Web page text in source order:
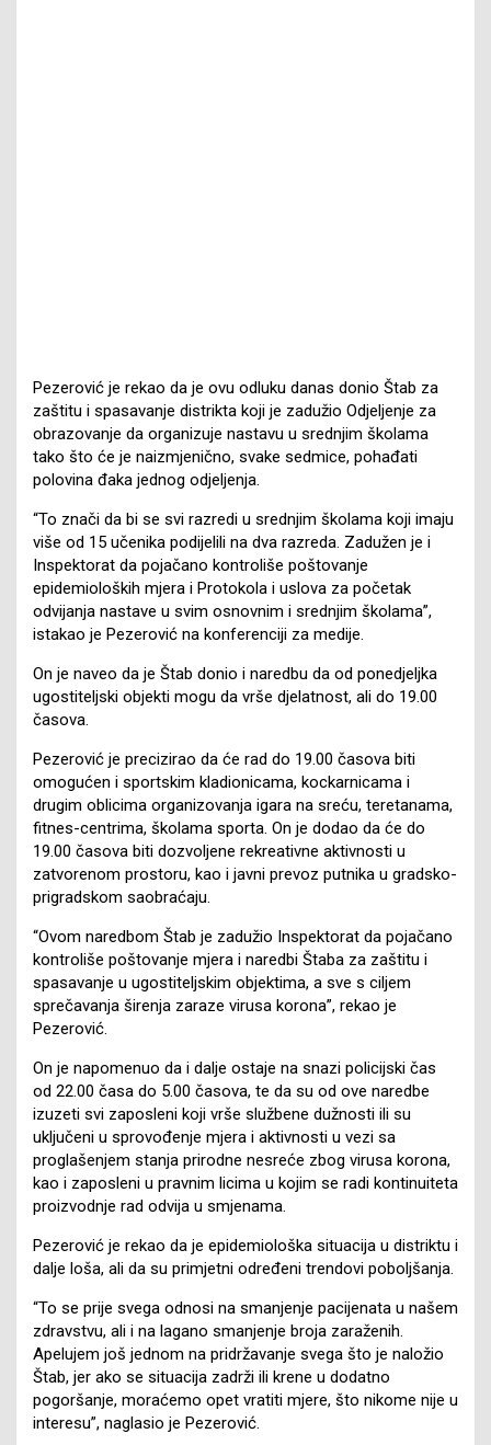
Pezerović je rekao da je ovu odluku danas donio Štab za
zaštitu i spasavanje distrikta koji je zadužio Odjeljenje za
obrazovanje da organizuje nastavu u srednjim školama
tako što će je naizmjenično, svake sedmice, pohađati
polovina đaka jednog odjeljenja.
“To znači da bi se svi razredi u srednjim školama koji imaju
više od 15 učenika podijelili na dva razreda. Zadužen je i
Inspektorat da pojačano kontroliše poštovanje
epidemioloških mjera i Protokola i uslova za početak
odvijanja nastave u svim osnovnim i srednjim školama”,
istakao je Pezerović na konferenciji za medije.
On je naveo da je Štab donio i naredbu da od ponedjeljka
ugostiteljski objekti mogu da vrše djelatnost, ali do 19.00
časova.
Pezerović je precizirao da će rad do 19.00 časova biti
omogućen i sportskim kladionicama, kockarnicama i
drugim oblicima organizovanja igara na sreću, teretanama,
fitnes-centrima, školama sporta. On je dodao da će do
19.00 časova biti dozvoljene rekreativne aktivnosti u
zatvorenom prostoru, kao i javni prevoz putnika u gradsko-
prigradskom saobraćaju.
“Ovom naredbom Štab je zadužio Inspektorat da pojačano
kontroliše poštovanje mjera i naredbi Štaba za zaštitu i
spasavanje u ugostiteljskim objektima, a sve s ciljem
sprečavanja širenja zaraze virusa korona”, rekao je
Pezerović.
On je napomenuo da i dalje ostaje na snazi policijski čas
od 22.00 časa do 5.00 časova, te da su od ove naredbe
izuzeti svi zaposleni koji vrše službene dužnosti ili su
uključeni u sprovođenje mjera i aktivnosti u vezi sa
proglašenjem stanja prirodne nesreće zbog virusa korona,
kao i zaposleni u pravnim licima u kojim se radi kontinuiteta
proizvodnje rad odvija u smjenama.
Pezerović je rekao da je epidemiološka situacija u distriktu i
dalje loša, ali da su primjetni određeni trendovi poboljšanja.
“To se prije svega odnosi na smanjenje pacijenata u našem
zdravstvu, ali i na lagano smanjenje broja zaraženih.
Apelujem još jednom na pridržavanje svega što je naložio
Štab, jer ako se situacija zadrži ili krene u dodatno
pogoršanje, moraćemo opet vratiti mjere, što nikome nije u
interesu”, naglasio je Pezerović.